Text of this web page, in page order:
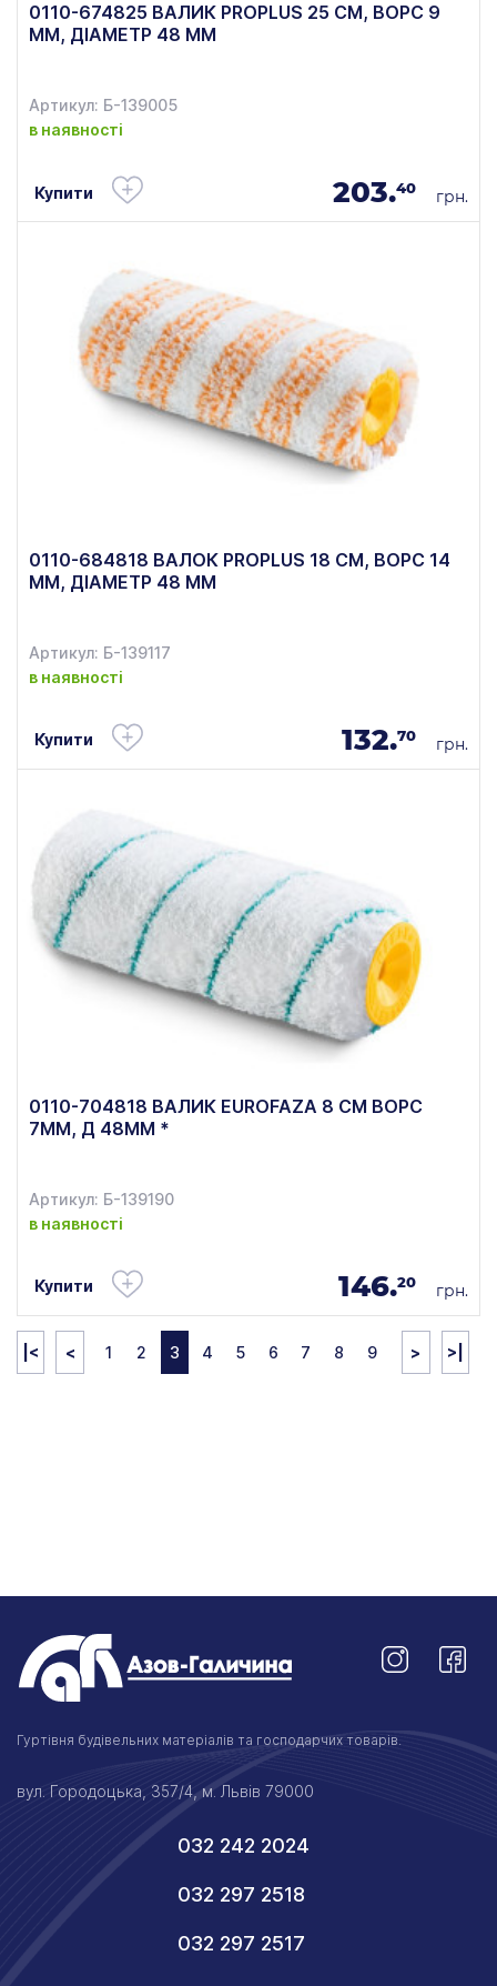
0110-674825 ВАЛИК PROPLUS 25 СМ, ВОРС 9
ММ, ДІАМЕТР 48 ММ
Артикул: Б-139005
в наявності
Купити 203.40 грн.
0110-684818 ВАЛОК PROPLUS 18 СМ, ВОРС 14
ММ, ДІАМЕТР 48 ММ
Артикул: Б-139117
в наявності
Купити 132.70 грн.
0110-704818 ВАЛИК EUROFAZA 8 СМ ВОРС
7ММ, Д 48ММ *
Артикул: Б-139190
в наявності
Купити 146.20 грн.
|< < 1 2 3 4 5 6 7 8 9 > >|
Гуртівня будівельних матеріалів та господарчих товарів.
вул. Городоцька, 357/4, м. Львів 79000
032 242 2024
032 297 2518
032 297 2517